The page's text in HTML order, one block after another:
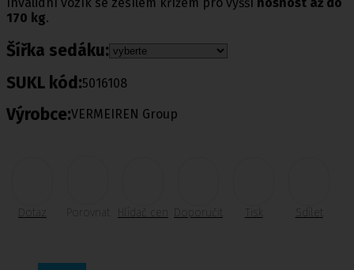
170 kg.
Šířka sedáku:
SUKL kód:5016108
Výrobce:VERMEIREN Group
Dotaz Porovnat Doporučit Tisk Sdílet